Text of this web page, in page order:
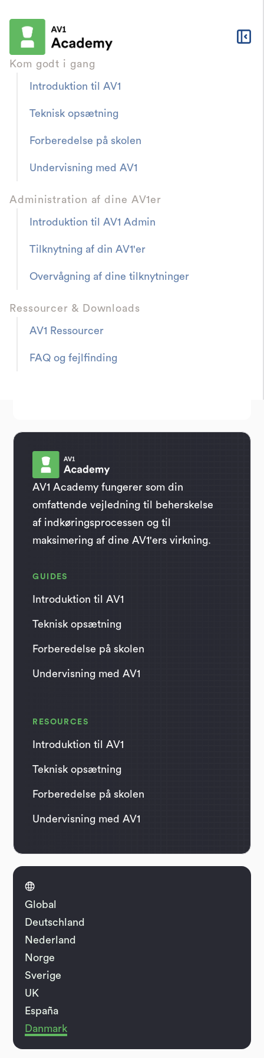
Kom godt i gang
Introduktion til AV1
Teknisk opsætning
Forberedelse på skolen
Undervisning med AV1
Administration af dine AV1er
Introduktion til AV1 Admin
Tilknytning af din AV1'er
Overvågning af dine tilknytninger
Ressourcer & Downloads
AV1 Ressourcer
FAQ og fejlfinding
Lektionsplan »Dette
er AV1«
Et forslag til, hvordan du som lærer kan
præsentere AV1 i klassen.
AV1 Academy fungerer som din
omfattende vejledning til beherskelse
af indkøringsprocessen og til
maksimering af dine AV1'ers virkning.
GUIDES
Introduktion til AV1
Teknisk opsætning
Forberedelse på skolen
Undervisning med AV1
RESOURCES
Introduktion til AV1
Teknisk opsætning
Forberedelse på skolen
Undervisning med AV1

Global
Deutschland
Nederland
Norge
Sverige
UK
España
Danmark